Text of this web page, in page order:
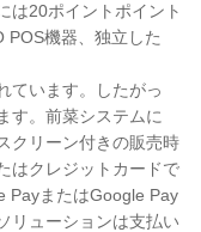
は20ポイントポイント
POS機器、独立した
ています。したがっ
す。前菜システムに
クリーン付きの販売時
はクレジットカードで
PayまたはGoogle Pay
リューションは支払い